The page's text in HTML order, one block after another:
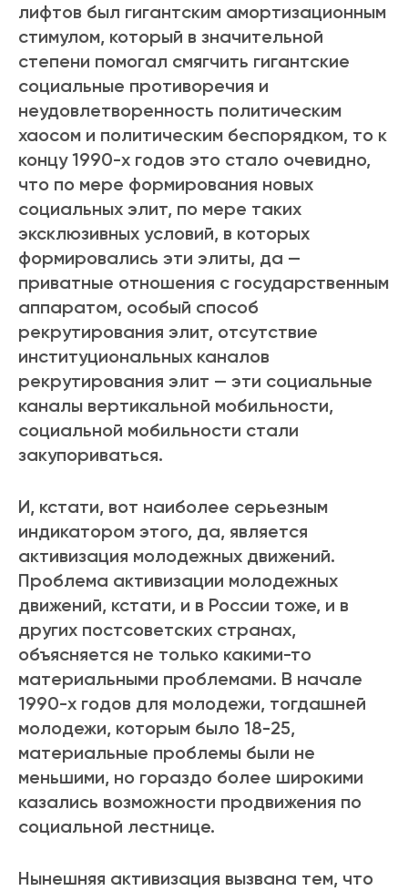
лифтов был гигантским амортизационным
стимулом, который в значительной
степени помогал смягчить гигантские
социальные противоречия и
неудовлетворенность политическим
хаосом и политическим беспорядком, то к
концу 1990-х годов это стало очевидно,
что по мере формирования новых
социальных элит, по мере таких
эксклюзивных условий, в которых
формировались эти элиты, да —
приватные отношения с государственным
аппаратом, особый способ
рекрутирования элит, отсутствие
институциональных каналов
рекрутирования элит — эти социальные
каналы вертикальной мобильности,
социальной мобильности стали
закупориваться.
И, кстати, вот наиболее серьезным
индикатором этого, да, является
активизация молодежных движений.
Проблема активизации молодежных
движений, кстати, и в России тоже, и в
других постсоветских странах,
объясняется не только какими-то
материальными проблемами. В начале
1990-х годов для молодежи, тогдашней
молодежи, которым было 18-25,
материальные проблемы были не
меньшими, но гораздо более широкими
казались возможности продвижения по
социальной лестнице.
Нынешняя активизация вызвана тем, что